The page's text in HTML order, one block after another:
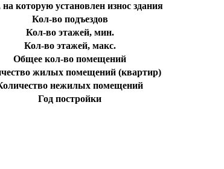
на которую установлен износ здания
Кол-во подъездов
Кол-во этажей, мин.
Кол-во этажей, макс.
Общее кол-во помещений
жилых помещений (квартир)
нежилых помещений
Год постройки